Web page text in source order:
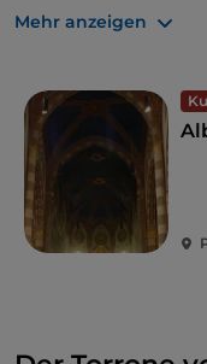
der hundert Türme
Mehr anzeigen